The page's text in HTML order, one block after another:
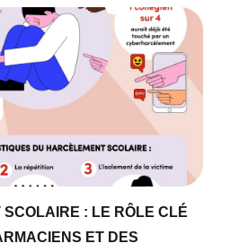
SCOLAIRE : LE RÔLE CLÉ
ET DES